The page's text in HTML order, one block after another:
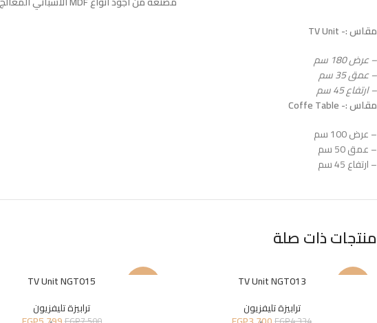
مقاس :- TV Unit
– عرض 180 سم
– عمق 35 سم
– ارتفاع 45 سم
مقاس :- Coffe Table
– عرض 100 سم
– عمق 50 سم
– ارتفاع 45 سم
منتجات ذات صلة
TV Unit NGT013
ترابيزة تليفزيون
TV Unit NGT015
ترابيزة تليفزيون